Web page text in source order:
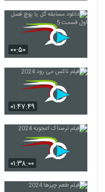
۰۰:۵۰
۰۱:۴۷:۴۹
۰۱:۳۸:۰۰